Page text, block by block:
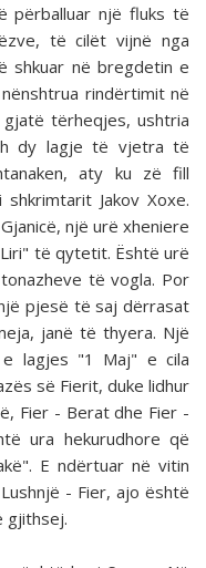
përballuar një fluks të
të cilët vijnë nga
shkuar në bregdetin e
rindërtimit në
tërheqjes, ushtria
dy lagje të vjetra të
aty ku zë fill
Jakov Xoxe.
një urë xheniere
të qytetit. Është urë
të vogla. Por
pjesë të saj dërrasat
janë të thyera. Një
lagjes "1 Maj" e cila
së Fierit, duke lidhur
Fier - Berat dhe Fier -
ura hekurudhore që
E ndërtuar në vitin
- Fier, ajo është
gjithsej.